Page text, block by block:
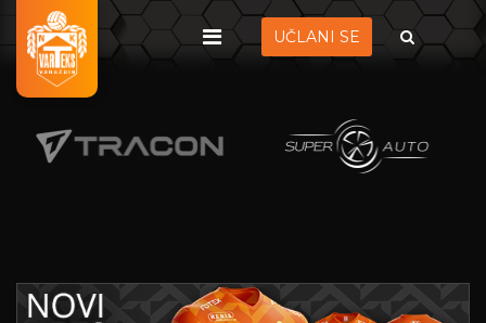
UČLANI SE